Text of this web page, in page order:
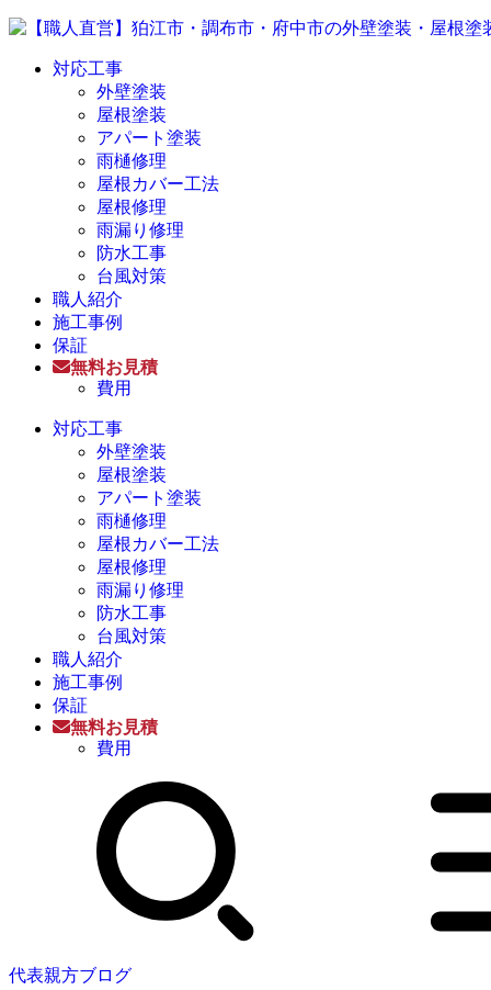
対応工事
外壁塗装
屋根塗装
アパート塗装
雨樋修理
屋根カバー工法
屋根修理
雨漏り修理
防水工事
台風対策
職人紹介
施工事例
保証
無料お見積
費用
対応工事
外壁塗装
屋根塗装
アパート塗装
雨樋修理
屋根カバー工法
屋根修理
雨漏り修理
防水工事
台風対策
職人紹介
施工事例
保証
無料お見積
費用
代表親方ブログ